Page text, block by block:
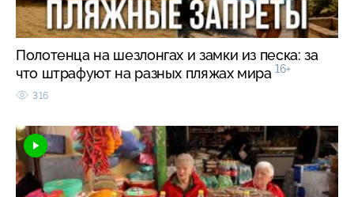
Полотенца на шезлонгах и замки из песка: за
что штрафуют на разных пляжах мира 16+
316